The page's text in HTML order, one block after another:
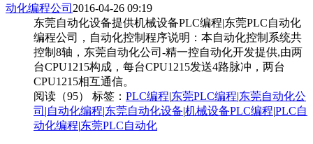
动化编程公司 2016-04-26 09:19
东莞自动化设备提供机械设备PLC编程|东莞PLC自动化
编程公司，自动化控制程序说明：本自动化控制系统共
控制8轴，东莞自动化公司-精一控自动化开发提供,由两
台CPU1215构成，每台CPU1215发送4路脉冲，两台
CPU1215相互通信。
阅读（95） 标签： PLC编程|东莞PLC编程|东莞自动化公
司 |自动化编程|东莞自动化设备|机械设备PLC编程|PLC自
动化编程|东莞PLC自动化